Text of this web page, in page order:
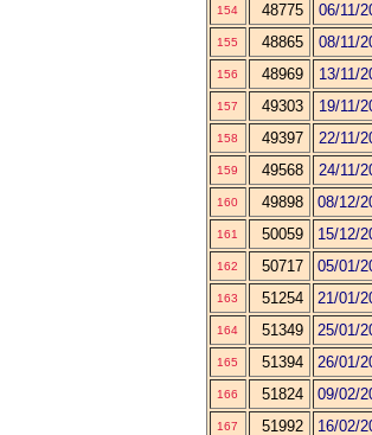
154 48775 06/11/
155 48865 08/11/
156 48969 13/11/
157 49303 19/11/
158 49397 22/11/
159 49568 24/11/
160 49898 08/12/
161 50059 15/12/
162 50717 05/01/
163 51254 21/01/
164 51349 25/01/
165 51394 26/01/
166 51824 09/02/
167 51992 16/02/